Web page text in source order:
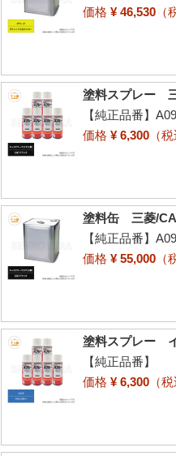
価格 ¥ 46,530 （
塗料スプレー
【純正品番】
価格 ¥ 6,300 （
塗料缶 三菱/
【純正品番】
価格 ¥ 55,000 （
塗料スプレー
【純正品番】
価格 ¥ 6,300 （